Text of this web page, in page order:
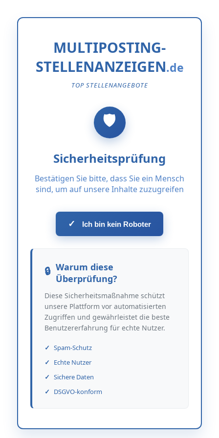
MULTIPOSTING-
STELLENANZEIGEN
TOP STELLENANGEBOTE
Sicherheitsprüfung
Bestätigen Sie bitte, dass Sie ein Mensch
sind, um auf unsere Inhalte zuzugreifen
✓ Ich bin kein Roboter
Warum diese
Überprüfung?
Diese Sicherheitsmaßnahme schützt
unsere Plattform vor automatisierten
Zugriffen und gewährleistet die beste
Benutzererfahrung für echte Nutzer.
Spam-Schutz
Echte Nutzer
Sichere Daten
DSGVO-konform